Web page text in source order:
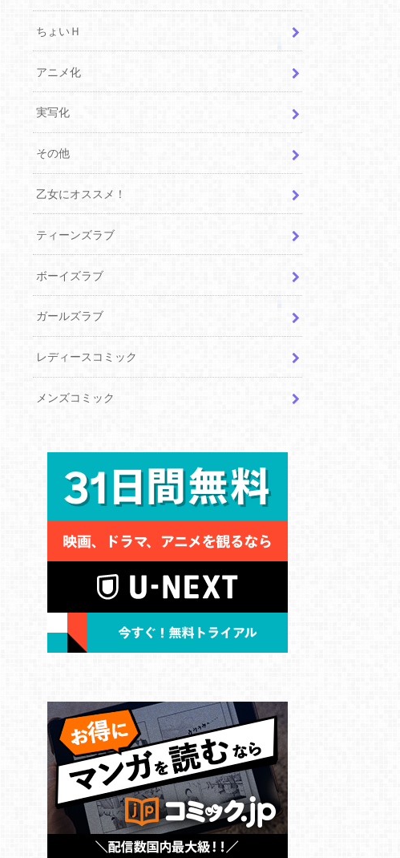
ちょいＨ
アニメ化
実写化
その他
乙女にオススメ！
ティーンズラブ
ボーイズラブ
ガールズラブ
レディースコミック
メンズコミック